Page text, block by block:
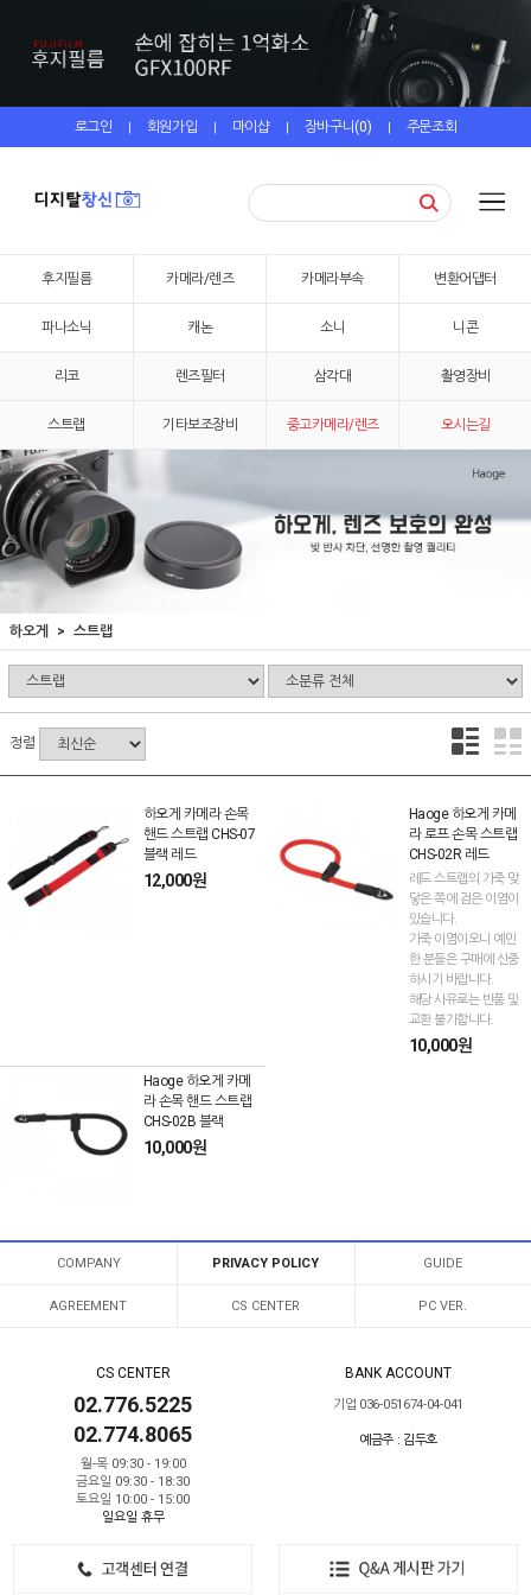
로그인 | 회원가입 | 마이샵 | 장바구니(0) | 주문조회
후지필름 카메라/렌즈 카메라부속 변환어댑터
파나소닉 캐논 소니 니콘
리코 렌즈필터 삼각대 촬영장비
스트랩 기타보조장비 중고카메라/렌즈 오시는길
하오게 스트랩
정렬
하오게 카메라 손목
핸드 스트랩 CHS-07
블랙 레드
12,000원
Haoge 하오게 카메
라 로프 손목 스트랩
CHS-02R 레드
레드 스트랩의 가죽 맞
닿은 쪽에 검은 이염이
있습니다.
가죽 이염이오니 예민
한 분들은 구매에 신중
하시기 바랍니다.
해당 사유로는 반품 및
교환 불가합니다.
10,000원
Haoge 하오게 카메
라 손목 핸드 스트랩
CHS-02B 블랙
10,000원
COMPANY PRIVACY POLICY GUIDE
AGREEMENT CS CENTER PC VER.
CS CENTER
02.776.5225
02.774.8065
월-목 09:30 - 19:00
금요일 09:30 - 18:30
토요일 10:00 - 15:00
일요일 휴무
BANK ACCOUNT
기업 036-051674-04-041
예금주 : 김두호